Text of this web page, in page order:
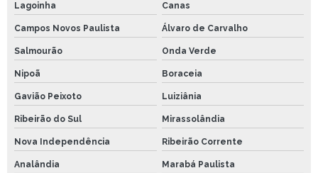
Lagoinha Canas
Campos Novos Paulista Álvaro de Carvalho
Salmourão Onda Verde
Nipoã Boraceia
Gavião Peixoto Luiziânia
Ribeirão do Sul Mirassolândia
Nova Independência Ribeirão Corrente
Analândia Marabá Paulista